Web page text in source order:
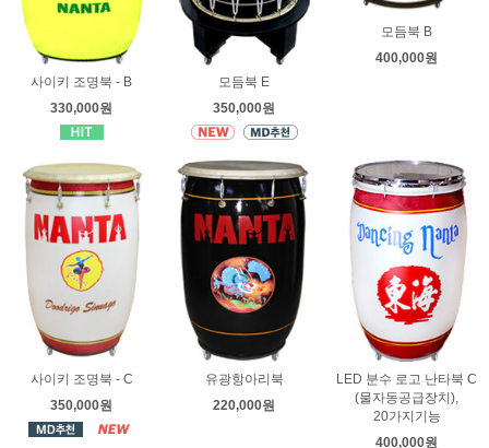
사이키 조명북 - B
330,000원
모듬북 E
350,000원
모듬북 B
400,000원
사이키 조명북 - C
350,000원
유광항아리북
220,000원
LED 분수 로고 난타북 C
(물자동공급장치),
20가지기능
400,000원